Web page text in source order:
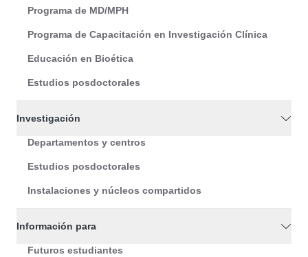
Programa de MD/MPH
Programa de Capacitación en Investigación Clínica
Educación en Bioética
Estudios posdoctorales
Investigación
Departamentos y centros
Estudios posdoctorales
Instalaciones y núcleos compartidos
Información para
Futuros estudiantes